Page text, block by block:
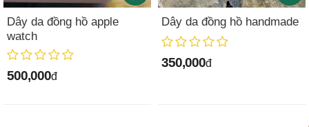
Dây da đồng hồ apple
watch
500,000đ
Dây da đồng hồ handmade
350,000đ